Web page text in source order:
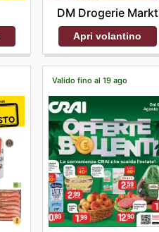
DM Drogerie Markt
Apri volantino
Valido fino al 19 ago